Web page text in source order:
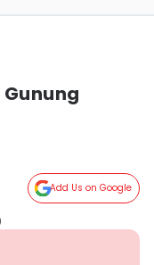
Add Us on Google